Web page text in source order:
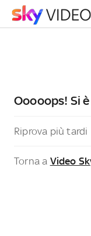
Ooooops! Si
Riprova più tardi
Torna a Video